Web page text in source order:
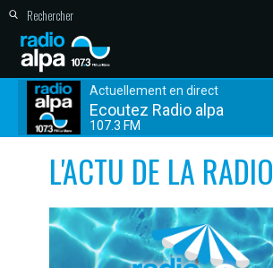
Actuellement en direct
Ecoutez Radio alpa
107.3 FM
L'ACTU DE LA RADIO